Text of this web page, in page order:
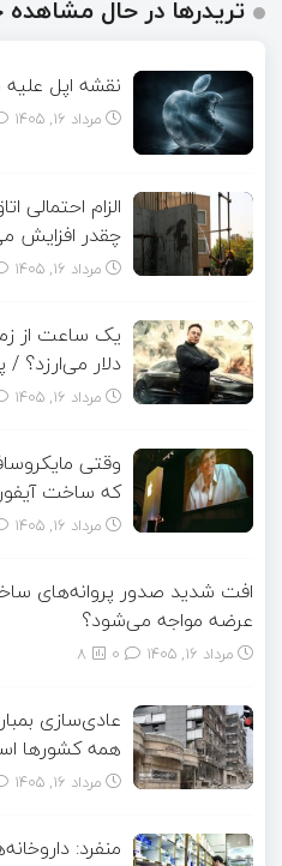
تریدرها در حال
نقشه اپل
مرداد ۱۶, ۱۴۰۵
الزام
چقدر افزایش
مرداد ۱۶, ۱۴۰۵
دلار می‌ارزد؟
مرداد ۱۶, ۱۴۰۵
وقتی
که ساخت
مرداد ۱۶, ۱۴۰۵
افت شدید صدور پروانه‌های
عرضه مواجه می‌شود؟
مرداد ۱۶, ۱۴۰۵ 8
عادی‌سازی
همه کشورها
مرداد ۱۶, ۱۴۰۵
منفرد: